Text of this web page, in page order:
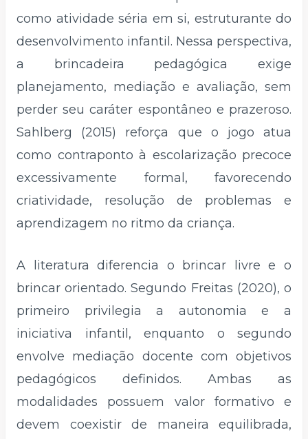
como atividade séria em si, estruturante do
desenvolvimento infantil. Nessa perspectiva,
a brincadeira pedagógica exige
planejamento, mediação e avaliação, sem
perder seu caráter espontâneo e prazeroso.
Sahlberg (2015) reforça que o jogo atua
como contraponto à escolarização precoce
excessivamente formal, favorecendo
criatividade, resolução de problemas e
aprendizagem no ritmo da criança.
A literatura diferencia o brincar livre e o
brincar orientado. Segundo Freitas (2020), o
primeiro privilegia a autonomia e a
iniciativa infantil, enquanto o segundo
envolve mediação docente com objetivos
pedagógicos definidos. Ambas as
modalidades possuem valor formativo e
devem coexistir de maneira equilibrada,